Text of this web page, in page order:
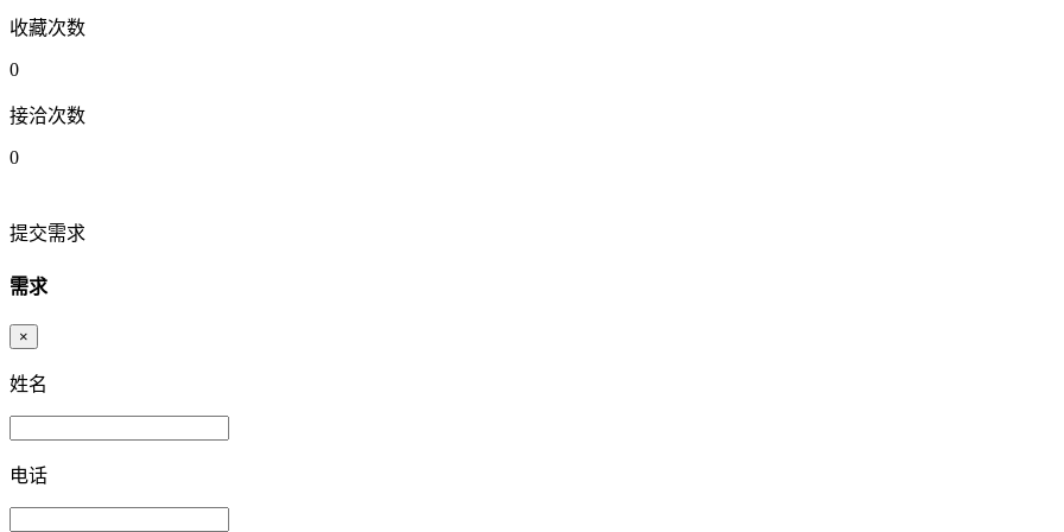
收藏次数
0
接洽次数
0
提交需求
需求
×
姓名
电话